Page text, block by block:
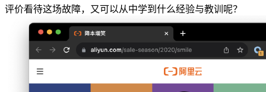
评价看待这场故障，又可以从中学到什么经验与教训呢？